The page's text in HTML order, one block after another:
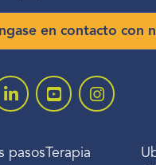
en contacto con
pasos Terapia